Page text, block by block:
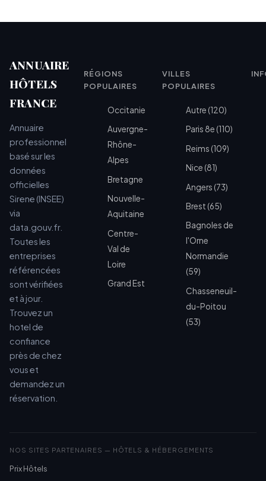
ANNUAIRE
HÔTELS
FRANCE
Annuaire
professionnel
basé sur les
données
officielles
Sirene (INSEE)
via
data.gouv.fr.
Toutes les
entreprises
référencées
sont vérifiées
et à jour.
Trouvez un
hotel de
confiance
près de chez
vous et
demandez un
réservation.
RÉGIONS
POPULAIRES
Occitanie
Auvergne-
Rhône-
Alpes
Bretagne
Nouvelle-
Aquitaine
Centre-
Val de
Loire
Grand Est
VILLES
POPULAIRES
Autre (120)
Paris 8e (110)
Reims (109)
Nice (81)
Angers (73)
Brest (65)
Bagnoles de
l'Orne
Normandie
(59)
Chasseneuil-
du-Poitou
(53)
NOS SITES PARTENAIRES — HÔTELS & HÉBERGEMENTS
Prix Hôtels